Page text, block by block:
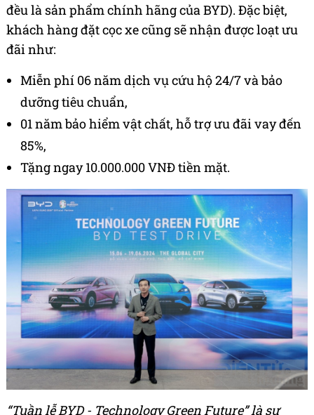
đều là sản phẩm chính hãng của BYD). Đặc biệt,
khách hàng đặt cọc xe cũng sẽ nhận được loạt ưu
đãi như:
Miễn phí 06 năm dịch vụ cứu hộ 24/7 và bảo
dưỡng tiêu chuẩn,
01 năm bảo hiểm vật chất, hỗ trợ ưu đãi vay đến
85%,
Tặng ngay 10.000.000 VNĐ tiền mặt.
“Tuần lễ BYD- Technology Green Future”là sự